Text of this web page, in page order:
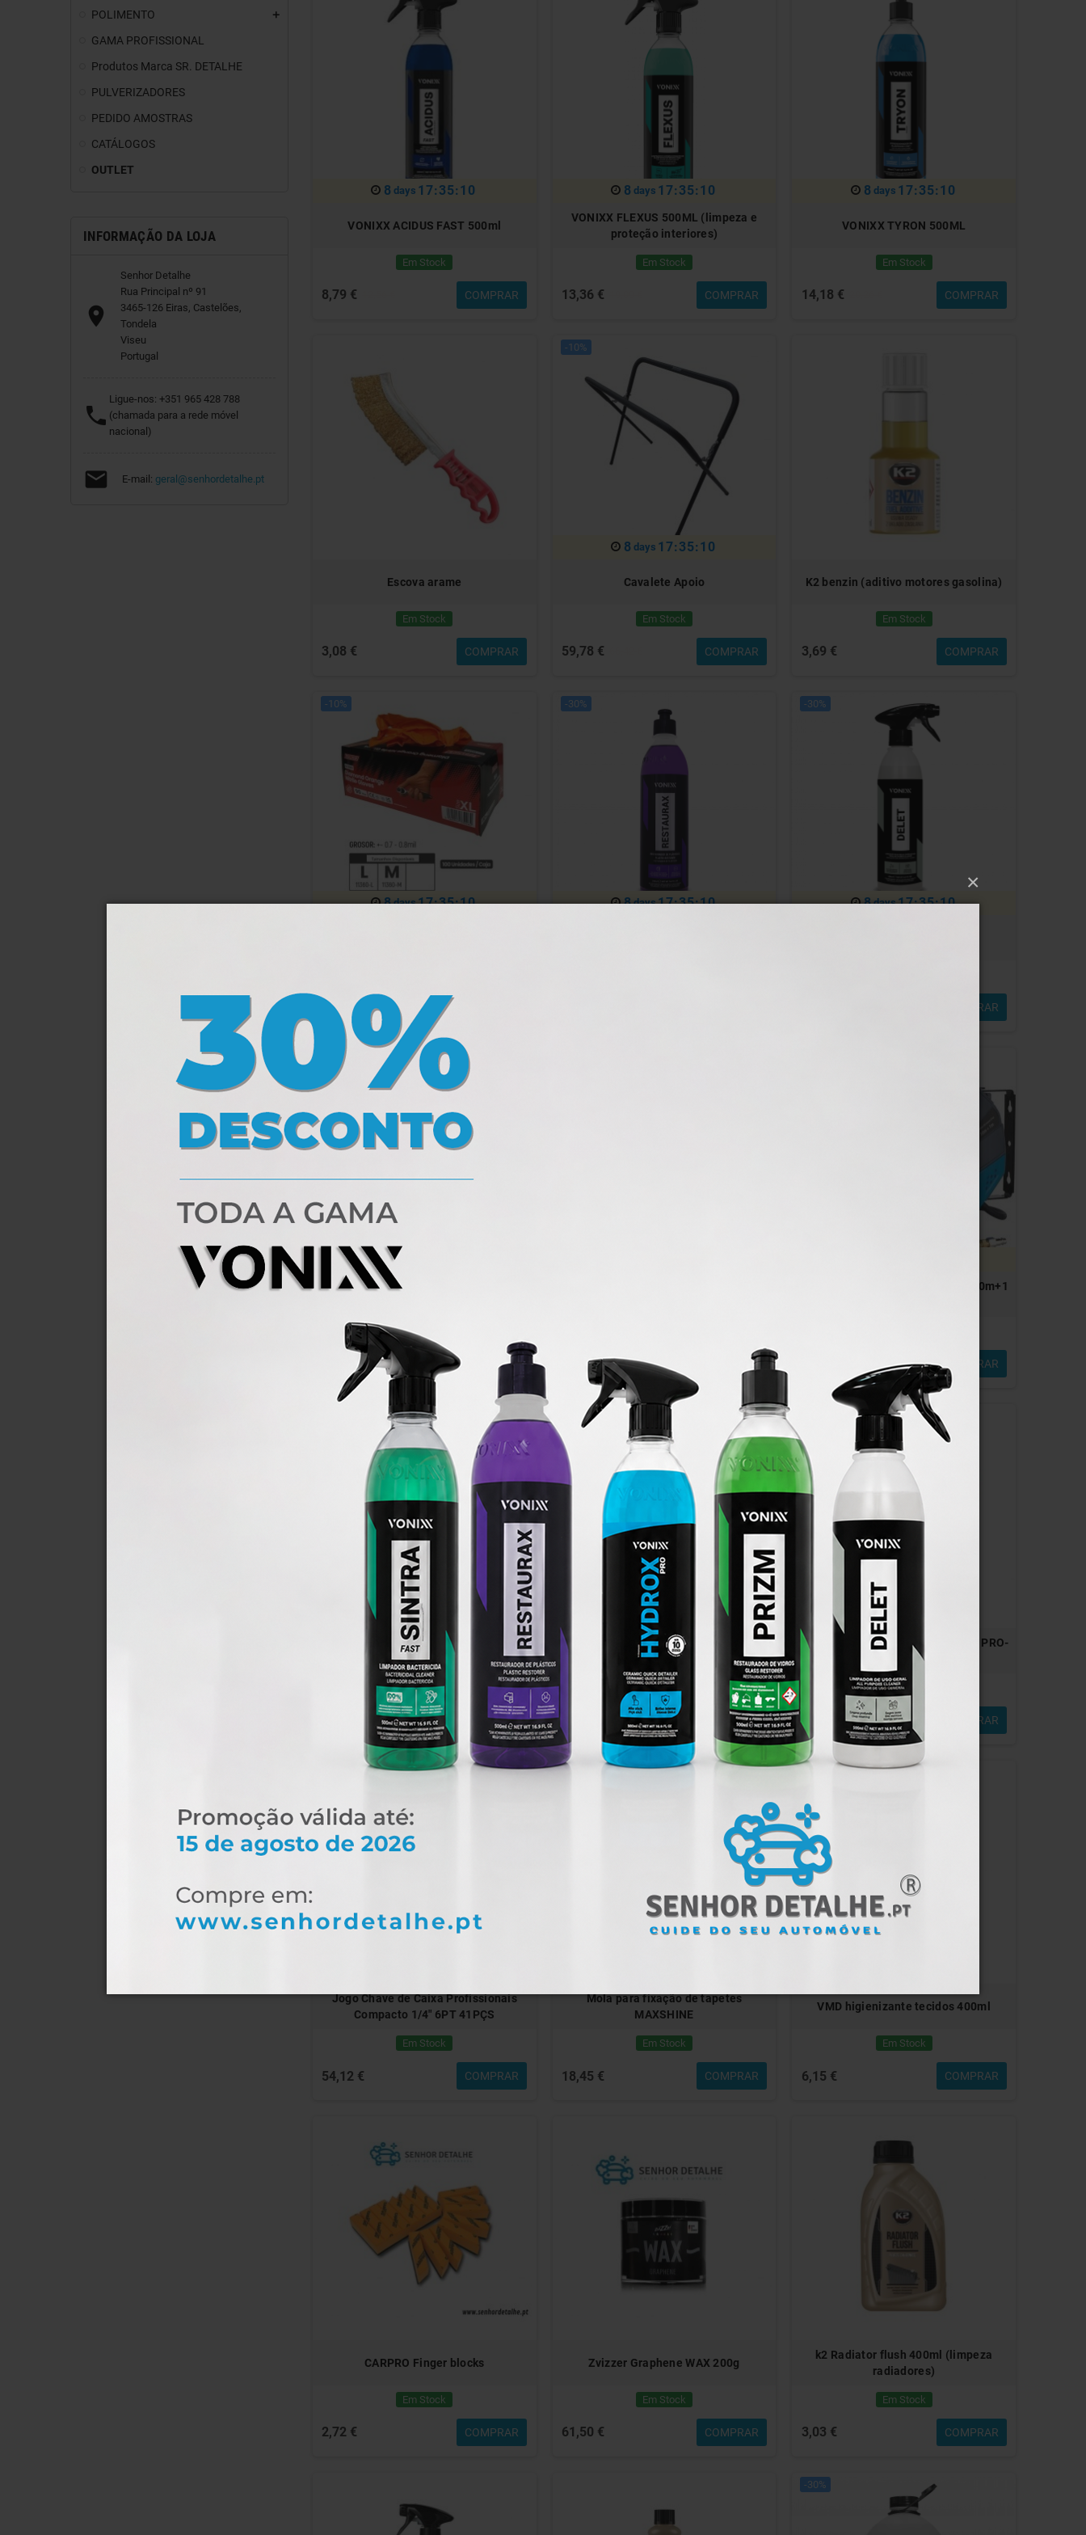
×
POLIMENTO
GAMA PROFISSIONAL
Produtos Marca SR. DETALHE
PULVERIZADORES
PEDIDO AMOSTRAS
CATÁLOGOS
OUTLET
INFORMAÇÃO DA LOJA

Senhor Detalhe
Rua Principal nº 91
3465-126 Eiras, Castelões,
Tondela
Viseu
Portugal

Ligue-nos: +351 965 428 788
(chamada para a rede móvel
nacional)
 E-mail: geral@senhordetalhe.pt
8 days 17:35:07
VONIXX ACIDUS FAST 500ml
Em Stock
8,79 € COMPRAR
8 days 17:35:07
VONIXX FLEXUS 500ML (limpeza e
proteção interiores)
Em Stock
13,36 € COMPRAR
8 days 17:35:07
VONIXX TYRON 500ML
Em Stock
14,18 € COMPRAR
Escova arame
Em Stock
3,08 € COMPRAR
-10%
8 days 17:35:07
Cavalete Apoio
Em Stock
59,78 € COMPRAR
K2 benzin (aditivo motores gasolina)
Em Stock
3,69 € COMPRAR
-10%
8days17:35:07
9,41 € 10,46 €
-30%
8days17:35:07
-30%
8days17:35:07
COMPRAR
-30%
8days
VONIXX HYDROX FAST 500ml
Em Stock
11,10 € 15,85 € COMPRAR 10,96 € 15,66 € COMPRAR
Enrolador pneumático 8x12mm, 10m+1
COMPRAR
Jogo chaves mistas Boca / Roquete
Em Stock
COMPRAR
KIT limpeza pernos roda
Em Stock
COMPRAR
Jogo de Chaves FENDA/PHILLIPS PRO-
SERIES 5PÇS
Em Stock
19,93 € COMPRAR
Jogo Chave de Caixa Profissionais
Compacto 1/4" 6PT 41PÇS
Em Stock
54,12 € COMPRAR
Mola para fixação de tapetes
MAXSHINE
Em Stock
18,45 € COMPRAR
VMD higienizante tecidos 400ml
Em Stock
6,15 € COMPRAR
CARPRO Finger blocks
Em Stock
2,72 € COMPRAR
Zvizzer Graphene WAX 200g
Em Stock
61,50 € COMPRAR
k2 Radiator flush 400ml (limpeza
radiadores)
Em Stock
3,03 € COMPRAR
-30%